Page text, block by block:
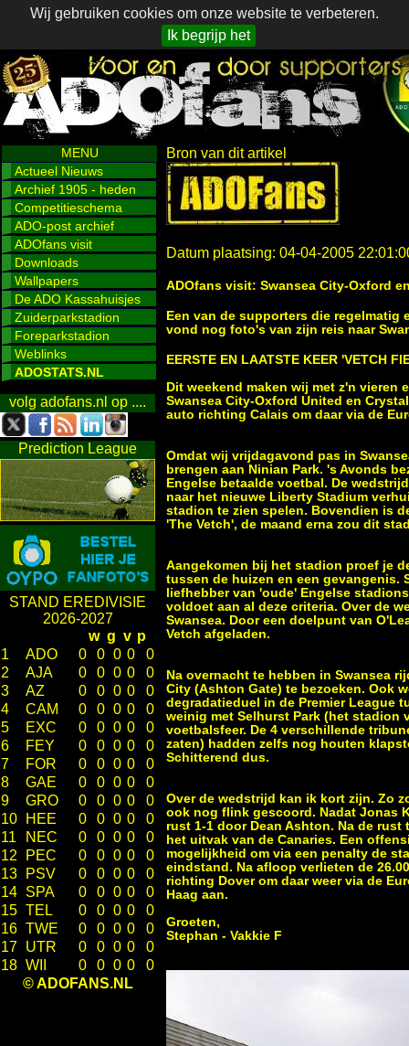
Wij gebruiken cookies om onze website te verbeteren.
Ik begrijp het
MENU
Actueel Nieuws
Archief 1905 - heden
Competitieschema
ADO-post archief
ADOfans visit
Downloads
Wallpapers
De ADO Kassahuisjes
Zuiderparkstadion
Foreparkstadion
Weblinks
ADOSTATS.NL
volg adofans.nl op ....
Prediction League
STAND EREDIVISIE
2026-2027
w g v p
1
ADO 0 0 0 0
0
2
AJA 0 0 0 0
0
3
AZ 0 0 0 0
0
4
CAM 0 0 0 0
0
5
EXC 0 0 0 0
0
6
FEY 0 0 0 0
0
7
FOR 0 0 0 0
0
8
GAE 0 0 0 0
0
9
GRO 0 0 0 0
0
10
HEE 0 0 0 0
0
11
NEC 0 0 0 0
0
12
PEC 0 0 0 0
0
13
PSV 0 0 0 0
0
14 SPA 0 0 0 0
0
15 TEL 0 0 0 0
0
16 TWE 0 0 0 0
0
17 UTR 0 0 0 0
0
18 WII 0 0 0 0
0
© ADOFANS.NL
Bron van dit artikel
Datum plaatsing: 04-04-2005
ADOfans visit: Swansea City-Oxford
Een van de supporters die
vond nog foto's van zijn reis naar
EERSTE EN LAATSTE KEER 'VETCH
Dit weekend maken wij met z'n vieren
Swansea City-Oxford United en
auto richting Calais om daar via de
Omdat wij vrijdagavond pas in
brengen aan Ninian Park. 's Avonds
Engelse betaalde voetbal. De
naar het nieuwe Liberty Stadium
stadion te zien spelen. Bovendien is
'The Vetch', de maand erna zou dit
Aangekomen bij het stadion proef je
tussen de huizen en een gevangenis.
liefhebber van 'oude' Engelse
voldoet aan al deze criteria. Over de
Swansea. Door een doelpunt van
Vetch afgeladen.
Na overnacht te hebben in Swansea
City (Ashton Gate) te bezoeken. Ook
degradatieduel in de Premier League
weinig met Selhurst Park (het stadion
voetbalsfeer. De 4 verschillende
zaten) hadden zelfs nog houten
Schitterend dus.
Over de wedstrijd kan ik kort zijn. Zo
ook nog flink gescoord. Nadat Jonas
rust 1-1 door Dean Ashton. Na de
het uitvak van de Canaries. Een
mogelijkheid om via een penalty de
eindstand. Na afloop verlieten de
richting Dover om daar weer via de
Haag aan.
Groeten,
Stephan - Vakkie F